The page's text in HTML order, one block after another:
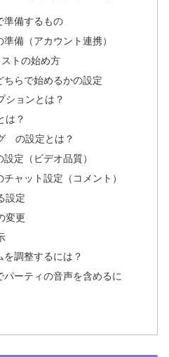
準備するもの
備（アカウント連携）
トの始め方
ちらで始めるかの設定
ションとは？
は？
の設定とは？
定（ビデオ品質）
ャット設定（コメント）
設定
変更
調整するには？
パーティの音声を含めるに